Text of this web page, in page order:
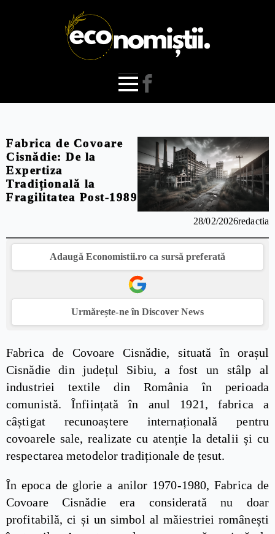
Fabrica de Covoare
Cisnădie: De la
Expertiza
Tradițională la
Fragilitatea Post-1989
28/02/2026redactia
Adaugă Economistii.ro ca sursă preferată
Urmărește-ne în Discover News
Fabrica de Covoare Cisnădie, situată în orașul
Cisnădie din județul Sibiu, a fost un stâlp al
industriei textile din România în perioada
comunistă. Înființată în anul 1921, fabrica a
câștigat recunoaștere internațională pentru
covoarele sale, realizate cu atenție la detalii și cu
respectarea metodelor tradiționale de țesut.
În epoca de glorie a anilor 1970-1980, Fabrica de
Covoare Cisnădie era considerată nu doar
profitabilă, ci și un simbol al măiestriei românești